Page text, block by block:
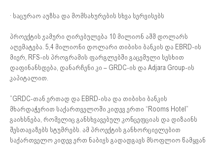
· საცურაო აუზსა და მომსახურების სხვა სერვისებს
პროექტის ჯამური ღირებულება 10 მილიონ აშშ დოლარს
აღემატება. 5,4 მილიონი დოლარი თიბისი ბანკის და EBRD-ის
მიერ, RFS-ის პროგრამის ფარგლებში გაცემული სესხით
დაფინანსდება, დანარჩენი კი – GRDC-ის და Adjara Group-ის
კაპიტალით.
”GRDC-თან ერთად და EBRD-ისა და თიბისი ბანკის
მხარდაჭერით საქართველოში კიდევ ერთი “Rooms Hotel”
გაიხსნება, რომელიც განსხვავებულ კონცეფციას და დიზაინს
შესთავაზებს სტუმრებს. ამ პროექტის განხორციელებით
საქართველო კიდევ ერთ ნაბიჯს გადადგავს მსოფლიო წამყვან